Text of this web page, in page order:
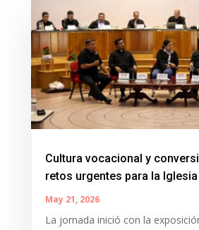
Cultura vocacional y
retos urgentes para la
May 21, 2026
La jornada inició con la